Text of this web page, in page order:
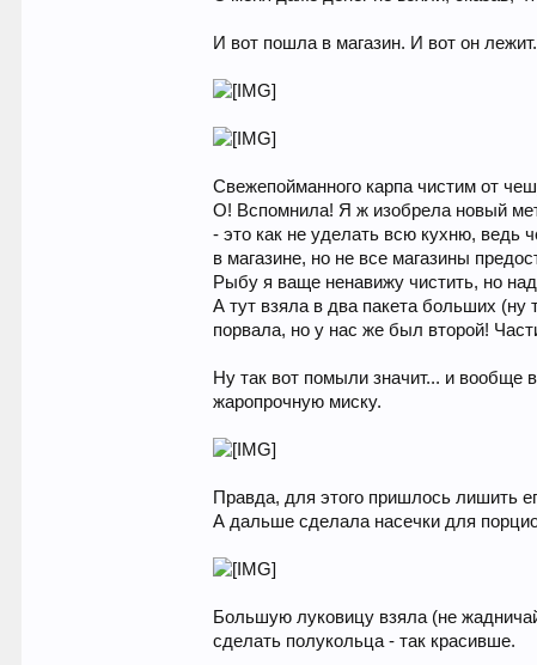
И вот пошла в магазин. И вот он
Свежепойманного карпа чистим от
О! Вспомнила! Я ж изобрела новый
- это как не уделать всю кухню, ведь
в магазине, но не все магазины
Рыбу я ваще ненавижу чистить, но
А тут взяла в два пакета больших (ну
порвала, но у нас же был второй!
Ну так вот помыли значит... и вообще
жаропрочную миску.
Правда, для этого пришлось лишить
А дальше сделала насечки для
Большую луковицу взяла (не
сделать полукольца - так красивше.